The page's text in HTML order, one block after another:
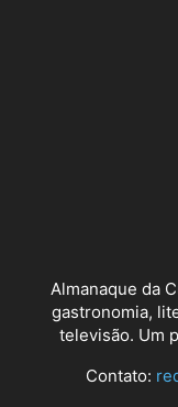
Almanaque da
gastronomia,
televisão. Um
Contato: